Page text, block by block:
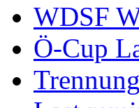
WDSF
Ö-Cup